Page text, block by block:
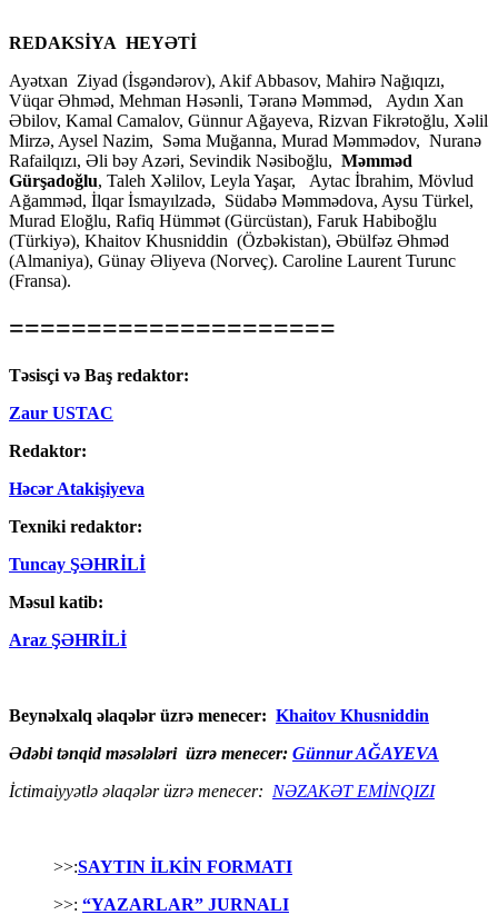
REDAKSİYA HEYƏTİ
Ayətxan Ziyad (İsgəndərov), Akif Abbasov, Mahirə Nağıqızı,
Vüqar Əhməd, Mehman Həsənli, Təranə Məmməd, Aydın Xan
Əbilov, Kamal Camalov, Günnur Ağayeva, Rizvan Fikrətoğlu, Xəlil
Mirzə, Aysel Nazim, Səma Muğanna, Murad Məmmədov, Nuranə
Rafailqızı, Əli bəy Azəri, Sevindik Nəsiboğlu, Məmməd
Gürşadoğlu, Taleh Xəlilov, Leyla Yaşar, Aytac İbrahim, Mövlud
Ağamməd, İlqar İsmayılzadə, Südabə Məmmədova, Aysu Türkel,
Murad Eloğlu, Rafiq Hümmət (Gürcüstan), Faruk Habiboğlu
(Türkiyə), Khaitov Khusniddin (Özbəkistan), Əbülfəz Əhməd
(Almaniya), Günay Əliyeva (Norveç). Caroline Laurent Turunc
(Fransa).
=====================
Təsisçi və Baş redaktor:
Zaur USTAC
Redaktor:
Həcər Atakişiyeva
Texniki redaktor:
Tuncay ŞƏHRİLİ
Məsul katib:
Araz ŞƏHRİLİ
Beynəlxalq əlaqələr üzrə menecer: Khaitov Khusniddin
Ədəbi tənqid məsələləri üzrə menecer: Günnur AĞAYEVA
İctimaiyyətlə əlaqələr üzrə menecer: NƏZAKƏT EMİNQIZI
>>:SAYTIN İLKİN FORMATI
>>: “YAZARLAR” JURNALI